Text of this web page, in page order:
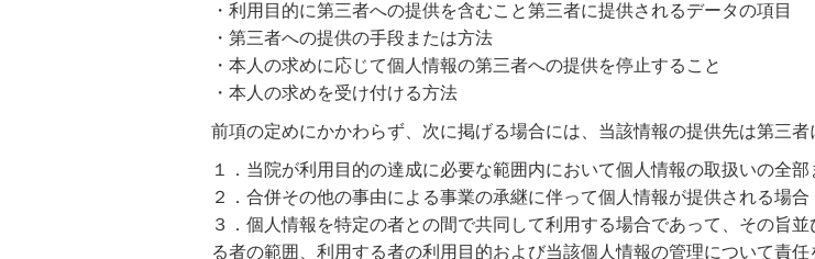
・利用目的に第三者への提供を含むこと第三者に提供されるデータの項目
・第三者への提供の手段または方法
・本人の求めに応じて個人情報の第三者への提供を停止すること
・本人の求めを受け付ける方法
前項の定めにかかわらず、次に掲げる場合には、当該情報の提供先は第三者
１．当院が利用目的の達成に必要な範囲内において個人情報の取扱いの全
２．合併その他の事由による事業の承継に伴って個人情報が提供される場合
３．個人情報を特定の者との間で共同して利用する場合であって、その旨
る者の範囲、利用する者の利用目的および当該個人情報の管理について責